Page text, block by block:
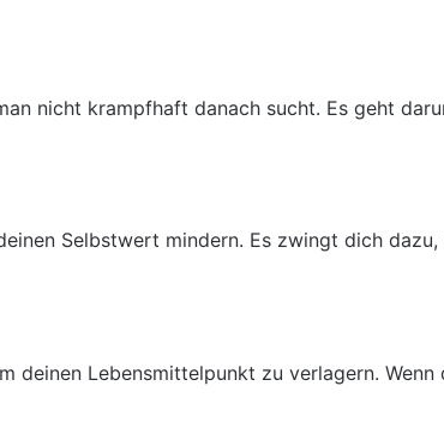
nicht krampfhaft danach sucht. Es geht
Selbstwert mindern. Es zwingt dich
deinen Lebensmittelpunkt zu verlagern. Wenn